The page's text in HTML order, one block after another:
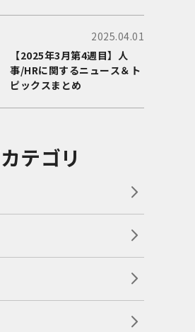
2025.04.01
【2025年3月第4週目】人
事/HRに関するニュース＆ト
ピックスまとめ
テゴリ